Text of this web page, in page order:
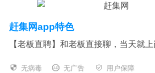
赶集网app特色
【老板直聘】和老板直接聊，当天就上
【附近工作】你家附近的好工作，一
无病毒 无广告 用户保障